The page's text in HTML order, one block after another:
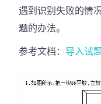
遇到识别失败的情
题的办法。
参考文档： 导入试